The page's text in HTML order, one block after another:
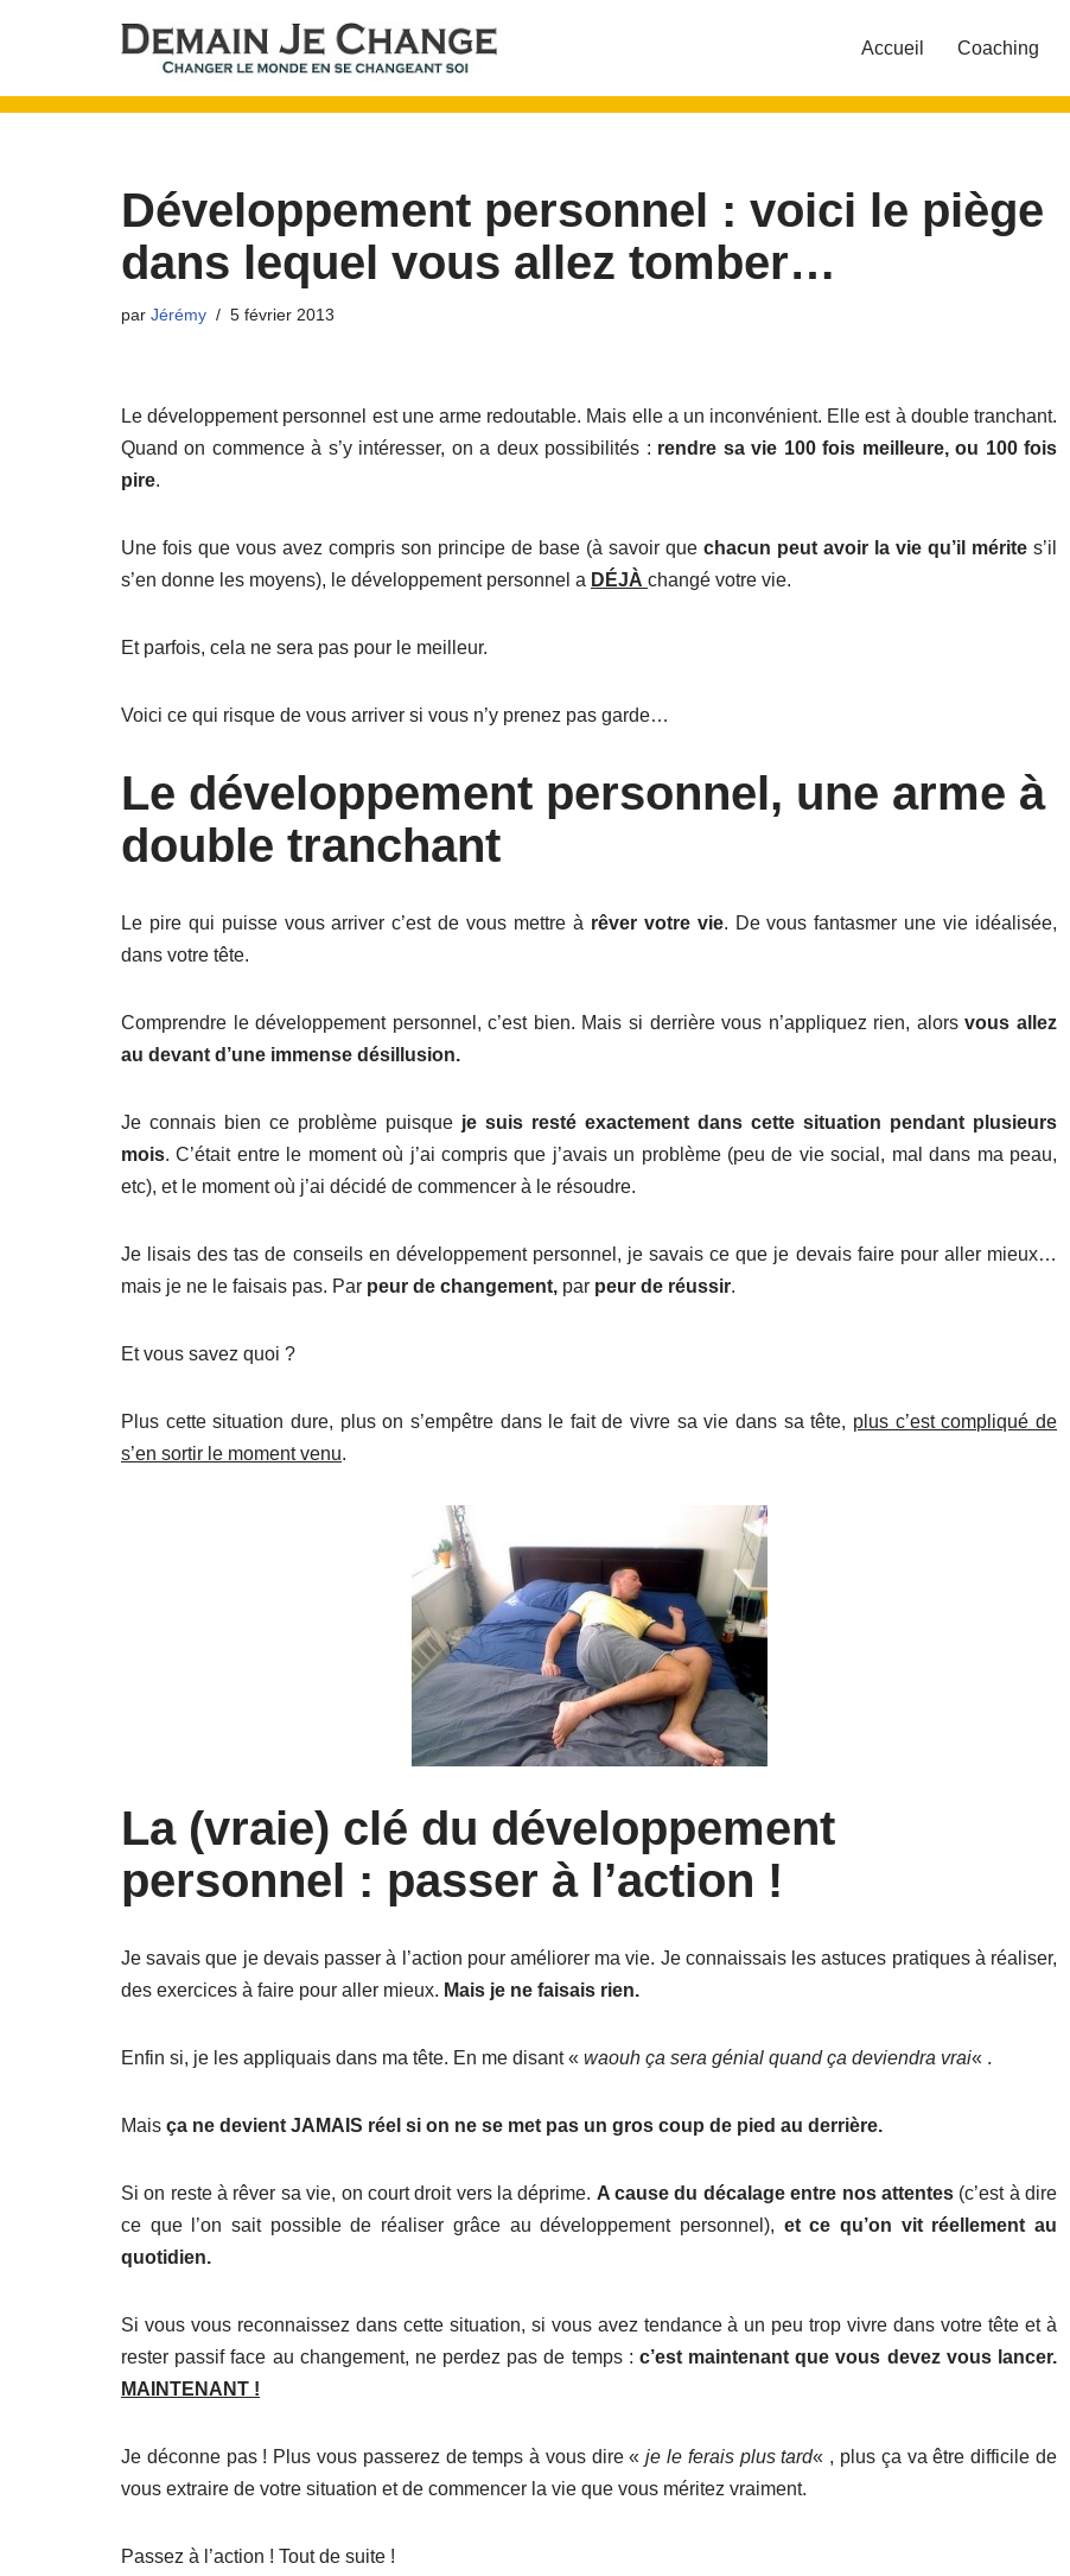
au
Accueil Coaching
Développement personnel : voici le piège
dans lequel vous allez tomber…
par Jérémy 5 février 2013
Le développement personnel est une arme redoutable. Mais elle a un inconvénient. Elle est à double tranchant.
Quand on commence à s’y intéresser, on a deux possibilités : rendre sa vie 100 fois meilleure, ou 100 fois
pire.
Une fois que vous avez compris son principe de base (à savoir que chacun peut avoir la vie qu’il mérite s’il
s’en donne les moyens), le développement personnel a DÉJÀ changé votre vie.
Et parfois, cela ne sera pas pour le meilleur.
Voici ce qui risque de vous arriver si vous n’y prenez pas garde…
Le développement personnel, une arme à
double tranchant
Le pire qui puisse vous arriver c’est de vous mettre à rêver votre vie. De vous fantasmer une vie idéalisée,
dans votre tête.
Comprendre le développement personnel, c’est bien. Mais si derrière vous n’appliquez rien, alorsvous allez
au devant d’une immense désillusion.
Je connais bien ce problème puisque je suis resté exactement dans cette situation pendant plusieurs
mois. C’était entre le moment où j’ai compris que j’avais un problème (peu de vie social, mal dans ma peau,
etc), et le moment où j’ai décidé de commencer à le résoudre.
Je lisais des tas de conseils en développement personnel, je savais ce que je devais faire pour aller mieux…
mais je ne le faisais pas. Par peur de changement, par peur de réussir.
Et vous savez quoi ?
Plus cette situation dure, plus on s’empêtre dans le fait de vivre sa vie dans sa tête, plus c’est compliqué de
s’en sortir le moment venu.
La (vraie) clé du développement
personnel : passer à l’action !
Je savais que je devais passer à l’action pour améliorer ma vie. Je connaissais les astuces pratiques à réaliser,
des exercices à faire pour aller mieux. Mais je ne faisais rien.
Enfin si, je les appliquais dans ma tête. En me disant « waouh ça sera génial quand ça deviendra vrai« .
Mais ça ne devient JAMAIS réel si on ne se met pas un gros coup de pied au derrière.
Si on reste à rêver sa vie, on court droit vers la déprime. A cause du décalage entre nos attentes(c’est à dire
ce que l’on sait possible de réaliser grâce au développement personnel), et ce qu’on vit réellement au
quotidien.
Si vous vous reconnaissez dans cette situation, si vous avez tendance à un peu trop vivre dans votre tête et à
rester passif face au changement, ne perdez pas de temps : c’est maintenant que vous devez vous lancer.
MAINTENANT !
Je déconne pas ! Plus vous passerez de temps à vous dire «je le ferais plus tard« , plus ça va être difficile de
vous extraire de votre situation et de commencer la vie que vous méritez vraiment.
Passez à l’action ! Tout de suite !